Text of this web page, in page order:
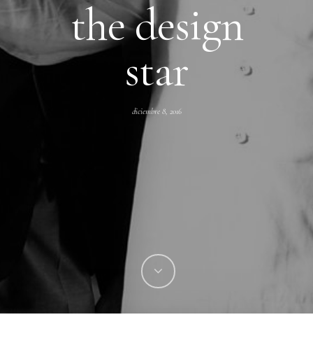
the design
star
diciembre 8, 2016